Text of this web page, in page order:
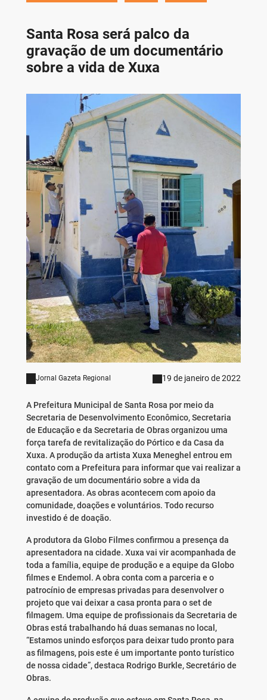
Santa Rosa será palco da
gravação de um documentário
sobre a vida de Xuxa
Jornal Gazeta Regional 19 de janeiro de 2022
A Prefeitura Municipal de Santa Rosa por meio da
Secretaria de Desenvolvimento Econômico, Secretaria
de Educação e da Secretaria de Obras organizou uma
força tarefa de revitalização do Pórtico e da Casa da
Xuxa. A produção da artista Xuxa Meneghel entrou em
contato com a Prefeitura para informar que vai realizar a
gravação de um documentário sobre a vida da
apresentadora. As obras acontecem com apoio da
comunidade, doações e voluntários. Todo recurso
investido é de doação.
A produtora da Globo Filmes confirmou a presença da
apresentadora na cidade. Xuxa vai vir acompanhada de
toda a família, equipe de produção e a equipe da Globo
filmes e Endemol. A obra conta com a parceria e o
patrocínio de empresas privadas para desenvolver o
projeto que vai deixar a casa pronta para o set de
filmagem. Uma equipe de profissionais da Secretaria de
Obras está trabalhando há duas semanas no local,
“Estamos unindo esforços para deixar tudo pronto para
as filmagens, pois este é um importante ponto turístico
de nossa cidade”, destaca Rodrigo Burkle, Secretário de
Obras.